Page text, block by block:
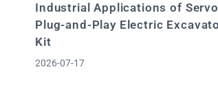
Industrial Applications of
Plug-and-Play Electric
Kit
2026-07-17